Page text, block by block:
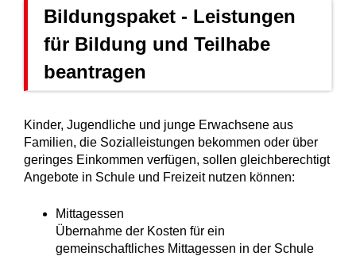
Bildungspaket - Leistungen
für Bildung und Teilhabe
beantragen
Kinder, Jugendliche und junge Erwachsene aus
Familien, die Sozialleistungen bekommen oder über
geringes Einkommen verfügen, sollen gleichberechtigt
Angebote in Schule und Freizeit nutzen können:
Mittagessen
Übernahme der Kosten für ein
gemeinschaftliches Mittagessen in der Schule